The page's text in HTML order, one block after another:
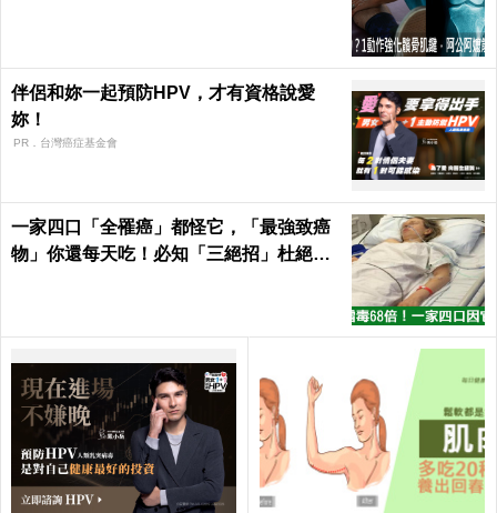
伴侶和妳一起預防HPV，才有資格說愛
妳！
PR．台灣癌症基金會
一家四口「全罹癌」都怪它，「最強致癌
物」你還每天吃！必知「三絕招」杜絕癌